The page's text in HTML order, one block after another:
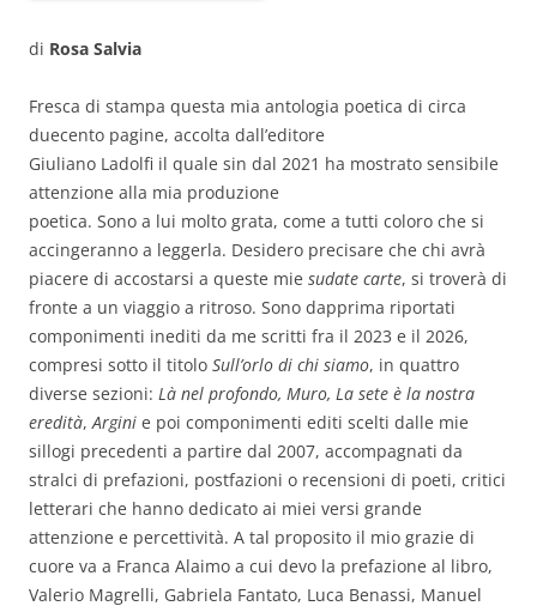
di Rosa Salvia
Fresca di stampa questa mia antologia poetica di circa
duecento pagine, accolta dall’editore
Giuliano Ladolfi il quale sin dal 2021 ha mostrato sensibile
attenzione alla mia produzione
poetica. Sono a lui molto grata, come a tutti coloro che si
accingeranno a leggerla. Desidero precisare che chi avrà
piacere di accostarsi a queste mie sudate carte, si troverà di
fronte a un viaggio a ritroso. Sono dapprima riportati
componimenti inediti da me scritti fra il 2023 e il 2026,
compresi sotto il titolo Sull’orlo di chi siamo, in quattro
diverse sezioni: Là nel profondo, Muro, La sete è la nostra
eredità,Argini e poi componimenti editi scelti dalle mie
sillogi precedenti a partire dal 2007, accompagnati da
stralci di prefazioni, postfazioni o recensioni di poeti, critici
letterari che hanno dedicato ai miei versi grande
attenzione e percettività. A tal proposito il mio grazie di
cuore va a Franca Alaimo a cui devo la prefazione al libro,
Valerio Magrelli, Gabriela Fantato, Luca Benassi, Manuel